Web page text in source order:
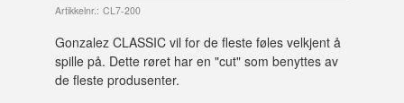
Artikkelnr.: CL7-200
Gonzalez CLASSIC vil for de fleste føles velkjent å
spille på. Dette røret har en "cut" som benyttes av
de fleste produsenter.